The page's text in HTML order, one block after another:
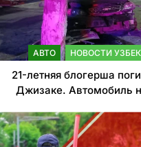
АВТО НОВОСТИ
21-летняя блогерша
Джизаке. Автомобиль